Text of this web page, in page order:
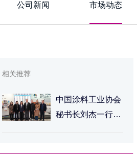
公司新闻 市场动态
相关推荐
中国涂料工业协会
秘书长刘杰一行莅